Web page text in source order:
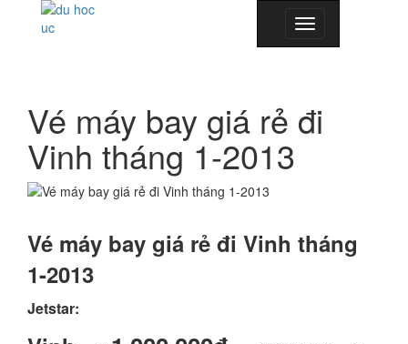
Toggle
navigation
Vé máy bay giá rẻ đi
Vinh tháng 1-2013
Vé máy bay giá rẻ đi Vinh tháng
1-2013
Jetstar: